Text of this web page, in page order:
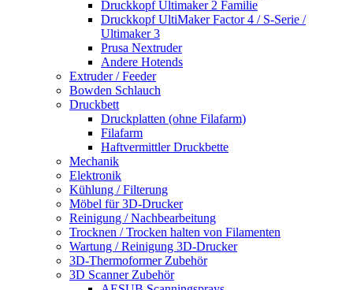
Druckkopf Ultimaker 2 Familie
Druckkopf UltiMaker Factor 4 / S-Serie /
Ultimaker 3
Prusa Nextruder
Andere Hotends
Extruder / Feeder
Bowden Schlauch
Druckbett
Druckplatten (ohne Filafarm)
Filafarm
Haftvermittler Druckbette
Mechanik
Elektronik
Kühlung / Filterung
Möbel für 3D-Drucker
Reinigung / Nachbearbeitung
Trocknen / Trocken halten von Filamenten
Wartung / Reinigung 3D-Drucker
3D-Thermoformer Zubehör
3D Scanner Zubehör